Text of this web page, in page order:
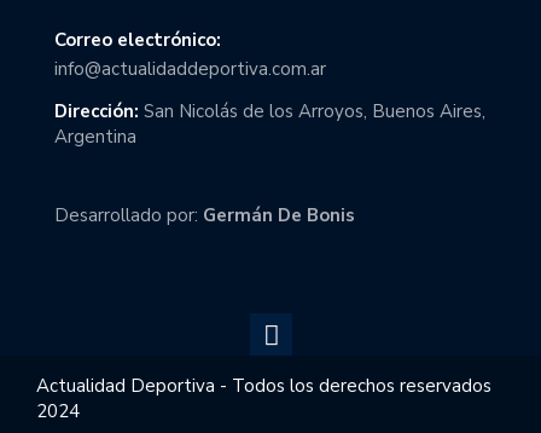
Correo electrónico:
info@actualidaddeportiva.com.ar
Dirección: San Nicolás de los Arroyos, Buenos Aires,
Argentina
Desarrollado por: Germán De Bonis
Actualidad Deportiva - Todos los derechos reservados
2024